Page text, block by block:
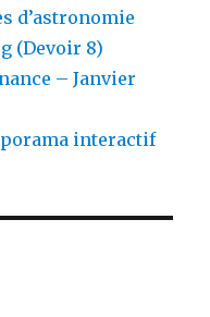
d’astronomie
(Devoir 8)
– Janvier
interactif